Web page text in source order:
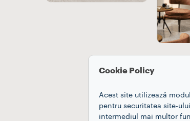
Cookie Policy
Acest site utilizează
pentru securitatea site-
intermediul mai multor